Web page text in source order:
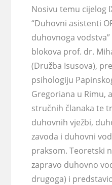
Nosivu temu cijelog
“Duhovni asistenti
duhovnoga
blokova prof. dr.
(Družba Isusova),
psihologiju
Gregoriana u Rimu,
stručnih članaka te
duhovnih vježbi,
zavoda i duhovni
praksom. Teoretski
zapravo duhovno
drugoga) i